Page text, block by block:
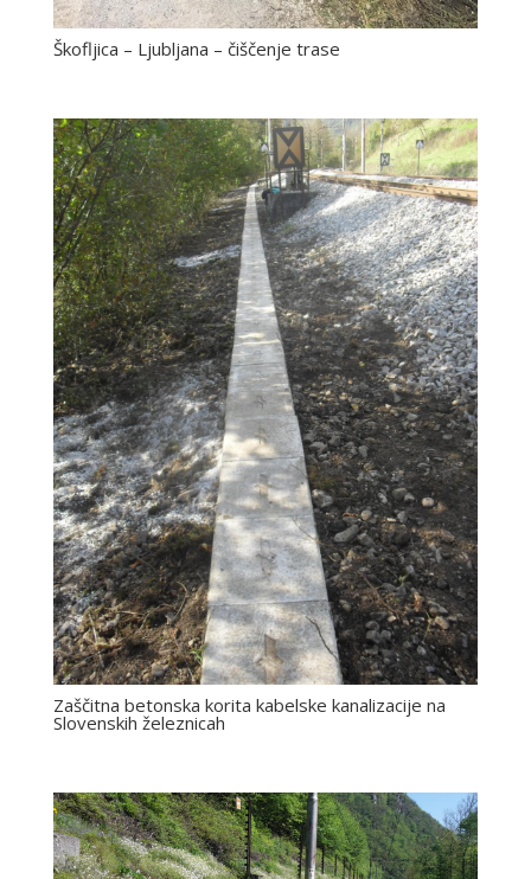
Škofljica – Ljubljana – čiščenje trase
Zaščitna betonska korita kabelske kanalizacije na
Slovenskih železnicah